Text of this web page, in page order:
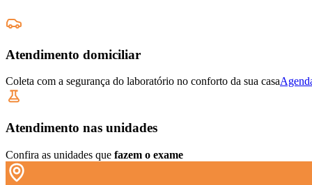
Atendimento domiciliar
Coleta com a segurança do laboratório no conforto da sua casa
Atendimento nas unidades
Confira as unidades que fazem o exame